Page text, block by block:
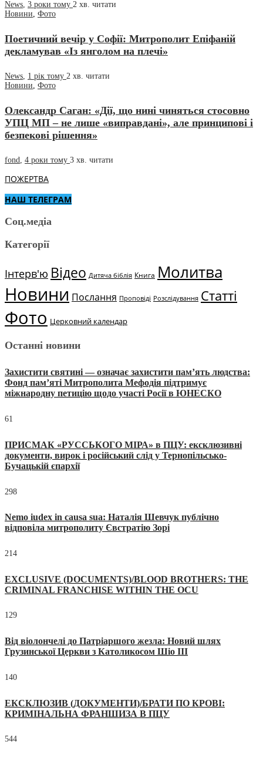
News 3 роки тому 2 хв. читати
Новини Фото
Поетичний вечір у Софії: Митрополит Епіфаній
декламував «Із янголом на плечі»
News 1 рік тому 2 хв. читати
Новини Фото
Олександр Саган: «Дії, що нині чиняться стосовно
УПЦ МП – не лише «виправдані», але принципові і
безпекові рішення»
fond 4 роки тому 3 хв. читати
ПОЖЕРТВА
НАШ ТЕЛЕГРАМ
Соц.медіа
Категорії
Інтерв'ю Відео Дитяча біблія Книга Молитва
Новини Послання Проповіді Розслідування Статті
Фото Церковний календар
Останні новини
Захистити святині — означає захистити пам’ять людства:
Фонд пам’яті Митрополита Мефодія підтримує
міжнародну петицію щодо участі Росії в ЮНЕСКО
61
ПРИСМАК «РУССЬКОГО МІРА» в ПЦУ: ексклюзивні
документи, вирок і російський слід у Тернопільсько-
Бучацькій єпархії
298
Nemo iudex in causa sua: Наталія Шевчук публічно
відповіла митрополиту Євстратію Зорі
214
EXCLUSIVE (DOCUMENTS)/BLOOD BROTHERS: THE
CRIMINAL FRANCHISE WITHIN THE OCU
129
Від віолончелі до Патріаршого жезла: Новий шлях
Грузинської Церкви з Католикосом Шіо III
140
ЕКСКЛЮЗИВ (ДОКУМЕНТИ)/БРАТИ ПО КРОВІ:
КРИМІНАЛЬНА ФРАНШИЗА В ПЦУ
544